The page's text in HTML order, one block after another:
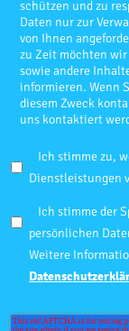
schützen und zu
Daten nur zur
von Ihnen
zu Zeit möchten
sowie andere
informieren. Wenn
diesem Zweck
uns kontaktiert
Ich stimme zu,
Dienstleistungen
Ich stimme der
persönlichen
Weitere